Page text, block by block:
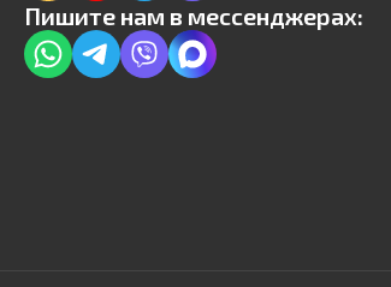
Пишите нам в мессенджерах: